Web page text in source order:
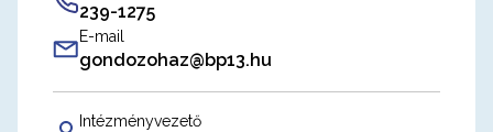
239-1275
E-mail
gondozohaz@bp13.hu
Intézményvezető